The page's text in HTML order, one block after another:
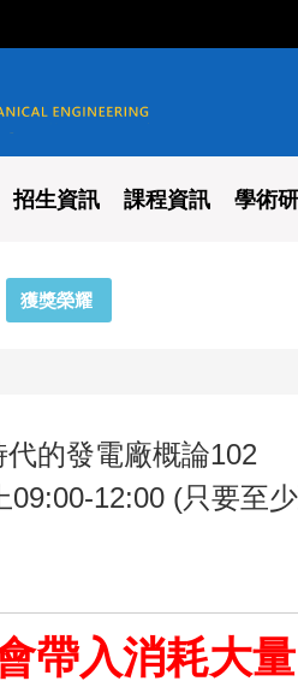
程學系
招生資訊 課程資訊 學術
獲獎榮耀
的發電廠概論102
12:00 (只要至
帶入消耗大